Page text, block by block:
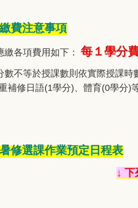
費注意事項
繳各項費用如下： 每１學分
數不等於授課數則依實際授課時
補修日語(1學分)、體育(0學分
修選課作業預定日程表
↓